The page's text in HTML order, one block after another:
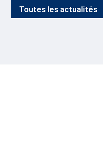
Toutes les actualités